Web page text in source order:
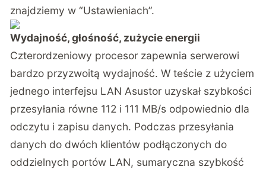
znajdziemy w “Ustawieniach”.
Wydajność, głośność, zużycie energii
Czterordzeniowy procesor zapewnia serwerowi
bardzo przyzwoitą wydajność. W teście z użyciem
jednego interfejsu LAN Asustor uzyskał szybkości
przesyłania równe 112 i 111 MB/s odpowiednio dla
odczytu i zapisu danych. Podczas przesyłania
danych do dwóch klientów podłączonych do
oddzielnych portów LAN, sumaryczna szybkość